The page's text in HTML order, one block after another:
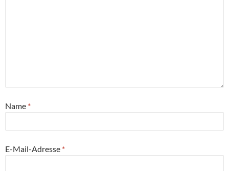
Name *
E-Mail-Adresse *